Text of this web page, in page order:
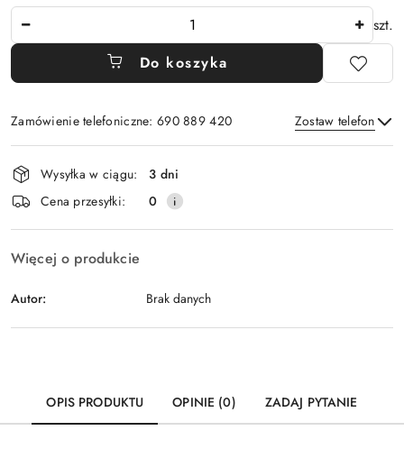
szt.
Do koszyka
Zamówienie telefoniczne: 690 889 420 Zostaw telefon
Wyślij
Dostępność
i
dostawa
Wysyłka w ciągu:
3 dni
Cena przesyłki:
0
Więcej o produkcie
Autor: Brak danych
OPIS PRODUKTU OPINIE (0) ZADAJ PYTANIE